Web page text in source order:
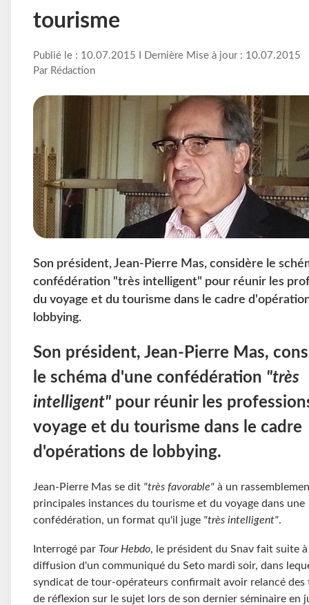
tourisme
Publié le : 10.07.2015 I Dernière Mise à jour : 10.07.2015
Par Rédaction
Son président, Jean-Pierre Mas, considère le
confédération "très intelligent" pour réunir les
du voyage et du tourisme dans le cadre
lobbying.
Son président, Jean-Pierre Mas,
le schéma d'une confédération "très
intelligent" pour réunir les
voyage et du tourisme dans le cadre
d'opérations de lobbying.
Jean-Pierre Mas se dit "très favorable" à un
principales instances du tourisme et du voyage dans une
confédération, un format qu'il juge "très intelligent".
Interrogé par Tour Hebdo, le président du Snav fait suite
diffusion d'un communiqué du Seto mardi soir, dans
syndicat de tour-opérateurs confirmait avoir relancé des
de réflexion sur le sujet lors de son dernier séminaire en